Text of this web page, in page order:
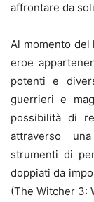
affrontare da
Al momento del
eroe
potenti e
guerrieri e
possibilità di
attraverso
strumenti di
doppiati da
(The Witcher 3: